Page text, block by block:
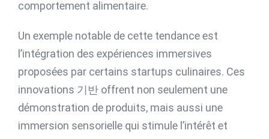
comportement alimentaire.
Un exemple notable de cette tendance est
l’intégration des expériences immersives
proposées par certains startups culinaires. Ces
innovations 기반 offrent non seulement une
démonstration de produits, mais aussi une
immersion sensorielle qui stimule l’intérêt et